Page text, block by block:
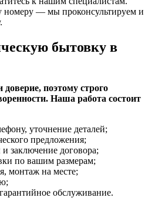
номеру — мы проконсультируем и
бытовку в
поэтому строго
Наша работа состоит
уточнение деталей;
предложения;
заключение договора;
по вашим размерам;
монтаж на месте;
обслуживание.